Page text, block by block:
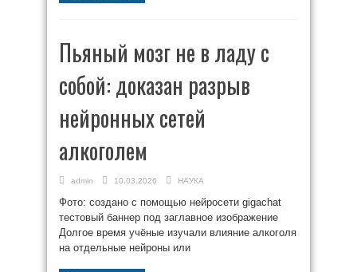
Пьяный мозг не в ладу с
собой: доказан разрыв
нейронных сетей
алкоголем
admin 10.03.2026 НАУКА
Фото: создано с помощью нейросети gigachat
тестовый баннер под заглавное изображение
Долгое время учёные изучали влияние алкоголя
на отдельные нейроны или